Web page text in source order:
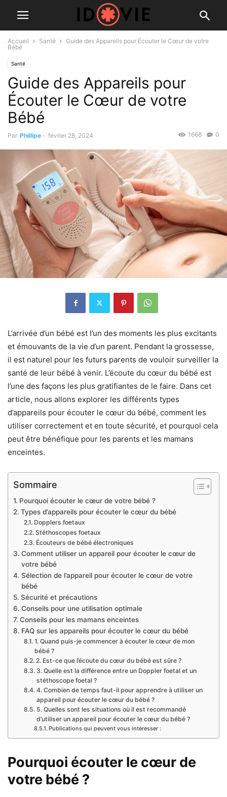
Accueil Santé
Guide des Appareils pour Écouter le Cœur de votre
Bébé
Santé
Guide des Appareils pour
Écouter le Cœur de votre
Bébé
Par Phillipe - février 28, 2024 0
1668
L’arrivée d’un bébé est l’un des moments les plus excitants
et émouvants de la vie d’un parent. Pendant la grossesse,
il est naturel pour les futurs parents de vouloir surveiller la
santé de leur bébé à venir. L’écoute du cœur du bébé est
l’une des façons les plus gratifiantes de le faire. Dans cet
article, nous allons explorer les différents types
d’appareils pour écouter le cœur du bébé, comment les
utiliser correctement et en toute sécurité, et pourquoi cela
peut être bénéfique pour les parents et les mamans
enceintes.
Sommaire
Pourquoi écouter le cœur de votre bébé ?
Types d’appareils pour écouter le cœur du bébé
Dopplers foetaux
Stéthoscopes foetaux
Écouteurs de bébé électroniques
Comment utiliser un appareil pour écouter le cœur de
votre bébé
Sélection de l’appareil pour écouter le cœur de votre
bébé
Sécurité et précautions
Conseils pour une utilisation optimale
Conseils pour les mamans enceintes
FAQ sur les appareils pour écouter le cœur du bébé
1. Quand puis-je commencer à écouter le cœur de mon
bébé ?
2. Est-ce que l’écoute du cœur du bébé est sûre ?
3. Quelle est la différence entre un Doppler foetal et un
stéthoscope foetal ?
4. Combien de temps faut-il pour apprendre à utiliser un
appareil pour écouter le cœur du bébé ?
5. Quelles sont les situations où il est recommandé
d’utiliser un appareil pour écouter le cœur du bébé ?
Publications qui peuvent vous intéresser :
Pourquoi écouter le cœur de
votre bébé ?